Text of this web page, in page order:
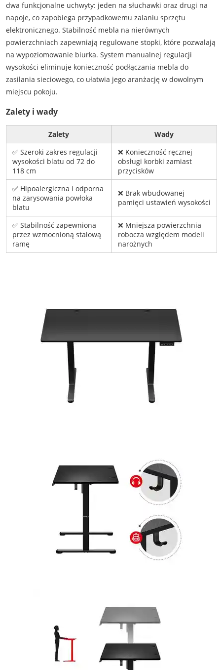
dwa funkcjonalne uchwyty: jeden na słuchawki oraz drugi na
napoje, co zapobiega przypadkowemu zalaniu sprzętu
elektronicznego. Stabilność mebla na nierównych
powierzchniach zapewniają regulowane stopki, które pozwalają
na wypoziomowanie biurka. System manualnej regulacji
wysokości eliminuje konieczność podłączania mebla do
zasilania sieciowego, co ułatwia jego aranżację w dowolnym
miejscu pokoju.
Zalety i wady
Zalety
Wady
✅ Szeroki zakres regulacji
wysokości blatu od 72 do
118 cm
❌ Konieczność ręcznej
obsługi korbki zamiast
przycisków
✅ Hipoalergiczna i odporna
na zarysowania powłoka
blatu
❌ Brak wbudowanej
pamięci ustawień wysokości
✅ Stabilność zapewniona
przez wzmocnioną stalową
ramę
❌ Mniejsza powierzchnia
robocza względem modeli
narożnych